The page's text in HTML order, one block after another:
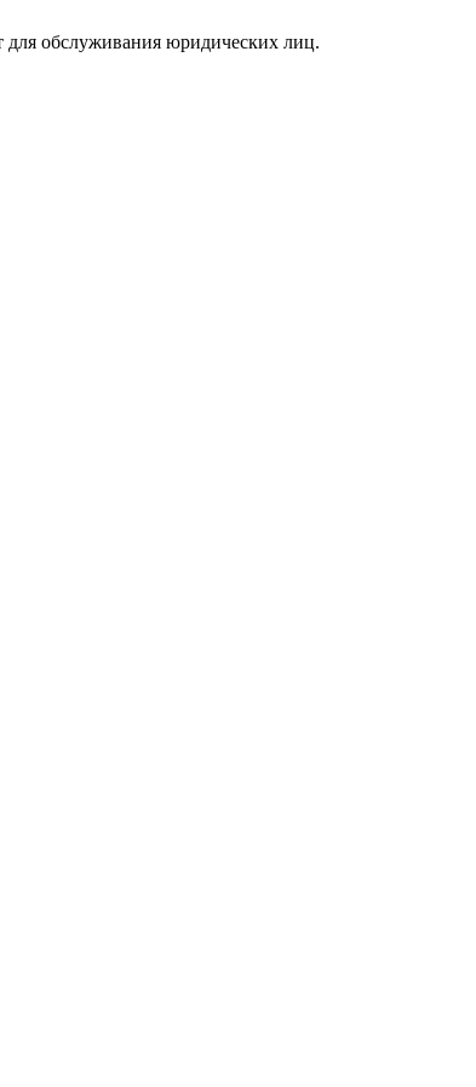
обслуживания юридических лиц.